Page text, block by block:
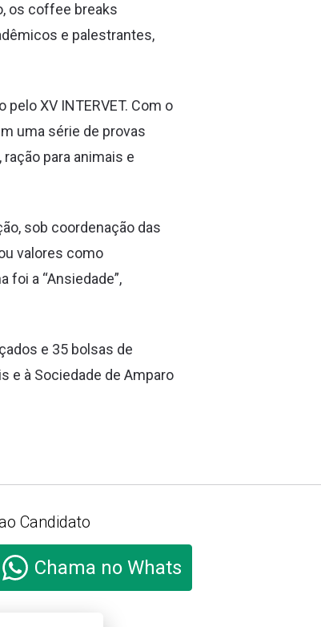
os coffee breaks
e palestrantes,
XV INTERVET. Com o
uma série de provas
para animais e
sob coordenação das
valores como
foi a “Ansiedade”,
e 35 bolsas de
e à Sociedade de Amparo
Candidato
Chama no Whats